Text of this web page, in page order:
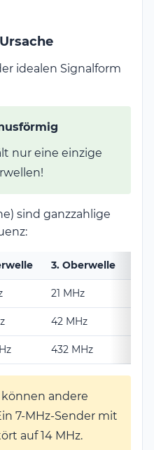
idealen Signalform
nur eine einzige
sind ganzzahlige
3. Oberwelle
21 MHz
42 MHz
432 MHz
andere
7-MHz-Sender mit
auf 14 MHz.